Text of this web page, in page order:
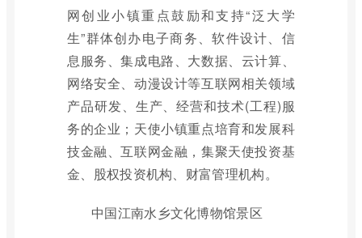
网创业小镇重点鼓励和支持“泛大学
生”群体创办电子商务、软件设计、信
息服务、集成电路、大数据、云计算、
网络安全、动漫设计等互联网相关领域
产品研发、生产、经营和技术(工程)服
务的企业；天使小镇重点培育和发展科
技金融、互联网金融，集聚天使投资基
金、股权投资机构、财富管理机构。
中国江南水乡文化博物馆景区